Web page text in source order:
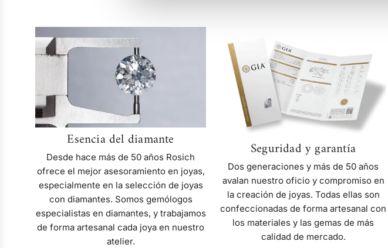
del
diamante
Esencia del diamante
Desde hace más de 50 años Rosich
ofrece el mejor asesoramiento en joyas,
especialmente en la selección de joyas
con diamantes. Somos gemólogos
especialistas en diamantes, y trabajamos
de forma artesanal cada joya en nuestro
atelier.
garantía
Seguridad y garantía
Dos generaciones y más de 50 años
avalan nuestro oficio y compromiso en
la creación de joyas. Todas ellas son
confeccionadas de forma artesanal con
los materiales y las gemas de más
calidad de mercado.